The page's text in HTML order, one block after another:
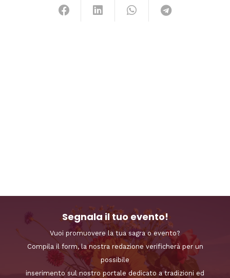
Segnala il tuo evento!
Vuoi promuovere la tua sagra o evento?
Compila il form, la nostra redazione verificherà per un
possibile
inserimento sul nostro portale dedicato a tradizioni ed